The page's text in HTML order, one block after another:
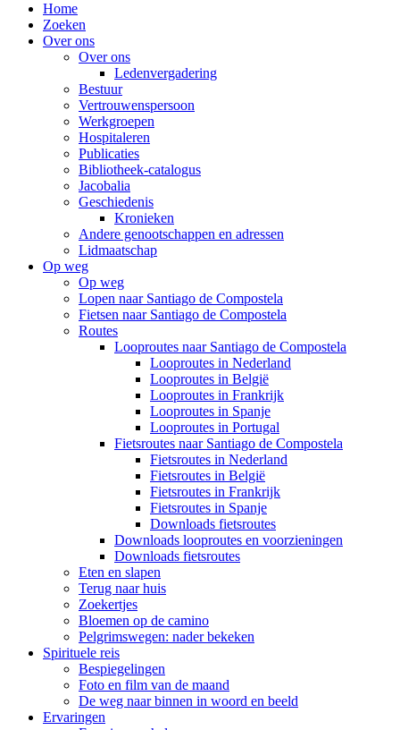
Home
Zoeken
Over ons
Over ons
Ledenvergadering
Bestuur
Vertrouwenspersoon
Werkgroepen
Hospitaleren
Publicaties
Bibliotheek-catalogus
Jacobalia
Geschiedenis
Kronieken
Andere genootschappen en adressen
Lidmaatschap
Op weg
Op weg
Lopen naar Santiago de Compostela
Fietsen naar Santiago de Compostela
Routes
Looproutes naar Santiago de Compostela
Looproutes in Nederland
Looproutes in België
Looproutes in Frankrijk
Looproutes in Spanje
Looproutes in Portugal
Fietsroutes naar Santiago de Compostela
Fietsroutes in Nederland
Fietsroutes in België
Fietsroutes in Frankrijk
Fietsroutes in Spanje
Downloads fietsroutes
Downloads looproutes en voorzieningen
Downloads fietsroutes
Eten en slapen
Terug naar huis
Zoekertjes
Bloemen op de camino
Pelgrimswegen: nader bekeken
Spirituele reis
Bespiegelingen
Foto en film van de maand
De weg naar binnen in woord en beeld
Ervaringen